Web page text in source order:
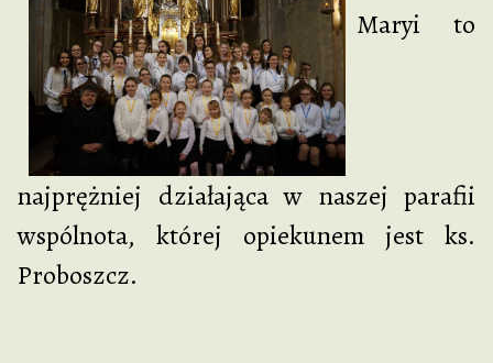
Maryi to
najprężniej działająca w naszej parafii
wspólnota, której opiekunem jest ks.
Proboszcz.